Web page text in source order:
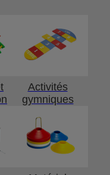
Activités
gymniques